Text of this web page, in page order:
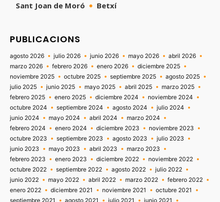
Sant Joan de Moró
Betxí
PUBLICACIONS
agosto 2026 julio 2026 junio 2026 mayo 2026
abril 2026
marzo 2026
febrero 2026 enero 2026
diciembre 2025
noviembre 2025
octubre 2025 septiembre 2025
agosto 2025
julio 2025
junio 2025 mayo 2025 abril 2025
marzo 2025
febrero 2025
enero 2025 diciembre 2024
noviembre 2024
octubre 2024
septiembre 2024 agosto 2024
julio 2024
junio 2024
mayo 2024 abril 2024
marzo 2024
febrero 2024
enero 2024 diciembre 2023
noviembre 2023
octubre 2023
septiembre 2023 agosto 2023
julio 2023
junio 2023
mayo 2023 abril 2023
marzo 2023
febrero 2023
enero 2023 diciembre 2022
noviembre 2022
octubre 2022
septiembre 2022 agosto 2022
julio 2022
junio 2022
mayo 2022 abril 2022 marzo 2022
febrero 2022
enero 2022
diciembre 2021 noviembre 2021
octubre 2021
septiembre 2021
agosto 2021 julio 2021
junio 2021